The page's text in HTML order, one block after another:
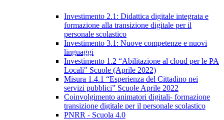
Investimento 2.1: Didattica digitale integrata e
formazione alla transizione digitale per il
personale scolastico
Investimento 3.1: Nuove competenze e nuovi
linguaggi
Investimento 1.2 “Abilitazione al cloud per le PA
Locali" Scuole (Aprile 2022)
Misura 1.4.1 “Esperienza del Cittadino nei
servizi pubblici” Scuole Aprile 2022
Coinvolgimento animatori digitali- formazione
transizione digitale per il personale scolastico
PNRR - Scuola 4.0